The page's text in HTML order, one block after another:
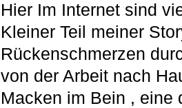
Hier Im Internet sind
Kleiner Teil meiner
Rückenschmerzen
von der Arbeit nach
Macken im Bein , eine